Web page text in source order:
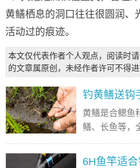
黄鳝栖息的洞口往往很圆润、
活动过的痕迹。
本文仅代表作者个人观点，阅读时
的文章属原创，未经作者许可不得进
钓黄鳝送钩
黄鳝是合鳃鱼
鳝、长鱼等，
6H鱼竿适合